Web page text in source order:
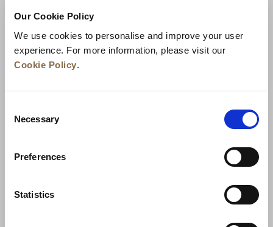
Our Cookie Policy
We use cookies to personalise and improve your user
experience. For more information, please visit our
Cookie Policy.
Selection
Necessary
Preferences
Statistics